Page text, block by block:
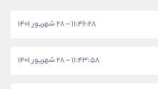
۱۱:۴۶:۲۸ - ۲۸ شهریور ۱۴۰۱
۱۱:۴۳:۵۸ - ۲۸ شهریور ۱۴۰۱